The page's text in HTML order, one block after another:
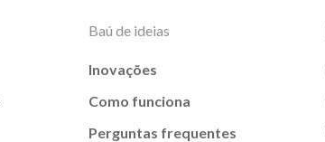
Baú de ideias
Inovações
Como funciona
Perguntas frequentes